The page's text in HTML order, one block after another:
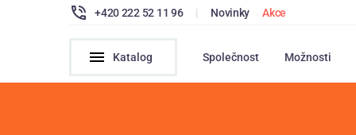
+420 222 52 11 96 | Novinky Akce
Katalog Společnost Možnosti